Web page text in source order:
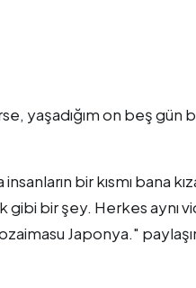
yaşadığım on beş gün
bir kısmı bana
bir şey. Herkes aynı
Japonya."